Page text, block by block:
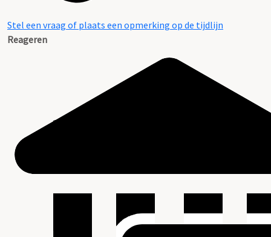
Stel een vraag of plaats een opmerking op de tijdlijn
Reageren